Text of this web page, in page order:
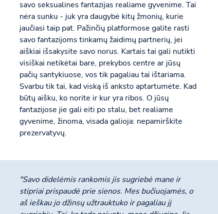
savo seksualines fantazijas realiame gyvenime. Tai
nėra sunku - juk yra daugybė kitų žmonių, kurie
jaučiasi taip pat. Pažinčių platformose galite rasti
savo fantazijoms tinkamų žaidimų partnerių, jei
aiškiai išsakysite savo norus. Kartais tai gali nutikti
visiškai netikėtai bare, prekybos centre ar jūsų
pačių santykiuose, vos tik pagaliau tai ištariama.
Svarbu tik tai, kad viską iš anksto aptartumėte. Kad
būtų aišku, ko norite ir kur yra ribos. O jūsų
fantazijose jie gali eiti po stalu, bet realiame
gyvenime, žinoma, visada galioja: nepamirškite
prezervatyvų.
"Savo didelėmis rankomis jis sugriebė mane ir
stipriai prispaudė prie sienos. Mes bučiuojamės, o
aš ieškau jo džinsų užtrauktuko ir pagaliau jį